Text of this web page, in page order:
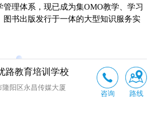
管理体系，现已成为集OMO教学、学习
图书出版发行于一体的大型知识服务实
机构。
路教育培训学校
隆阳区永昌传媒大厦
咨询 路线